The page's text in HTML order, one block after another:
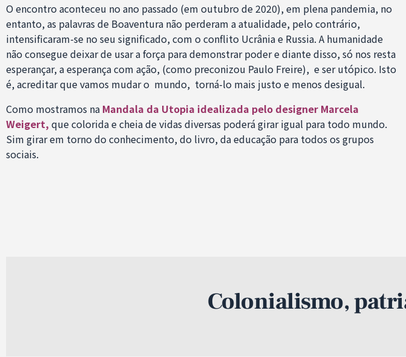
O encontro aconteceu no ano passado (em outubro de 2020), em plena pandemia, no
entanto, as palavras de Boaventura não perderam a atualidade, pelo contrário,
intensificaram-se no seu significado, com o conflito Ucrânia e Russia. A humanidade
não consegue deixar de usar a força para demonstrar poder e diante disso, só nos resta
esperançar, a esperança com ação, (como preconizou Paulo Freire), e ser utópico. Isto
é, acreditar que vamos mudar o mundo, torná-lo mais justo e menos desigual.
Como mostramos na Mandala da Utopia idealizada pelo designer Marcela
Weigert, que colorida e cheia de vidas diversas poderá girar igual para todo mundo.
Sim girar em torno do conhecimento, do livro, da educação para todos os grupos
sociais.
Colonialismo,